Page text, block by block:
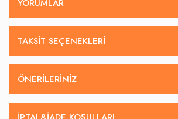
YORUMLAR
TAKSIT SEÇENEKLERI
ÖNERILERINIZ